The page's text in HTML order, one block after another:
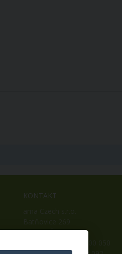
KONTAKT
542 32, Úpice